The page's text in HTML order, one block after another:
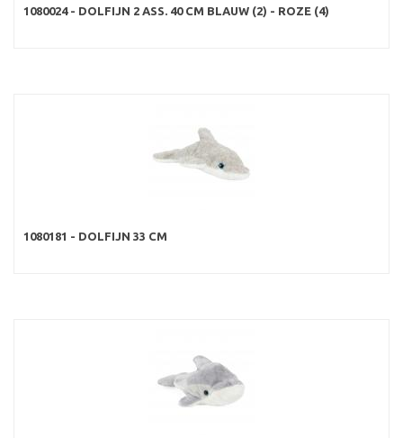
1080024 - DOLFIJN 2 ASS. 40 CM BLAUW (2) - ROZE (4)
1080181 - DOLFIJN 33 CM